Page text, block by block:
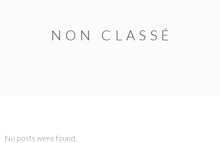
NON CLASSÉ
No posts were found.